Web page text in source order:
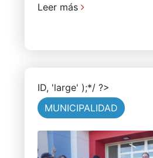
Leer más
ID, 'large' );*/ ?>
MUNICIPALIDAD